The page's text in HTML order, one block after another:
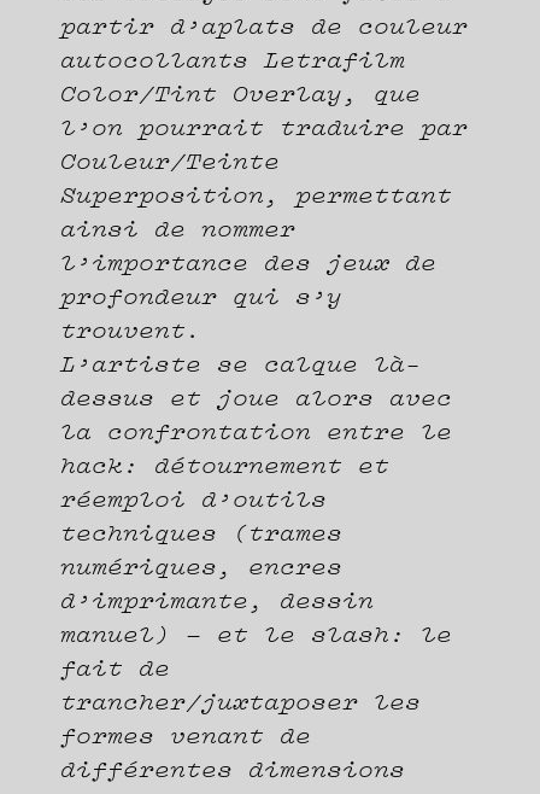
partir d’aplats de couleur
autocollants Letrafilm
Color/Tint Overlay, que
l’on pourrait traduire par
Couleur/Teinte
Superposition, permettant
ainsi de nommer
l’importance des jeux de
profondeur qui s’y
trouvent.
L’artiste se calque là-
dessus et joue alors avec
la confrontation entre le
hack: détournement et
réemploi d’outils
techniques (trames
numériques, encres
d’imprimante, dessin
manuel) – et le slash: le
fait de
trancher/juxtaposer les
formes venant de
différentes dimensions